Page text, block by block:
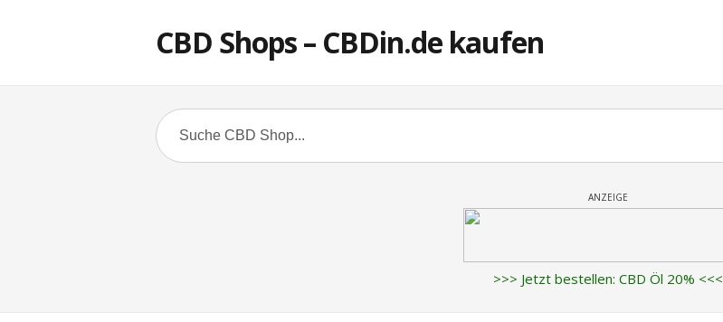
CBD Shops – CBDin.de kaufen
ANZEIGE
>>> Jetzt bestellen: CBD Öl 20% <<<